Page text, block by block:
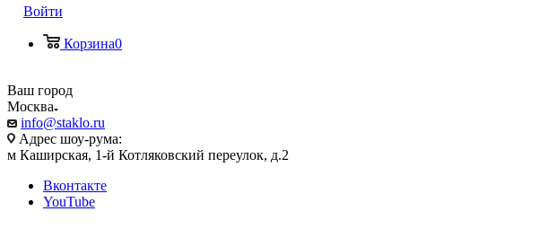
Войти
Корзина0
Ваш город
Москва
info@staklo.ru
Адрес шоу-рума:
м Каширская, 1-й Котляковский переулок, д.2
Вконтакте
YouTube